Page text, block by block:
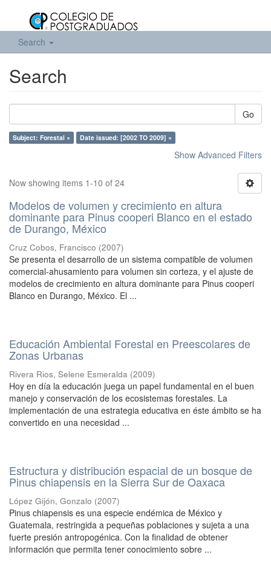
Search
Search
Go
Subject: Forestal × Date issued: [2002 TO 2009] ×
Show Advanced Filters
Now showing items 1-10 of 24
Modelos de volumen y crecimiento en altura
dominante para Pinus cooperi Blanco en el estado
de Durango, México
Cruz Cobos, Francisco (2007)
Se presenta el desarrollo de un sistema compatible de volumen
comercial-ahusamiento para volumen sin corteza, y el ajuste de
modelos de crecimiento en altura dominante para Pinus cooperi
Blanco en Durango, México. El ...
Educación Ambiental Forestal en Preescolares de
Zonas Urbanas
Rivera Rios, Selene Esmeralda (2009)
Hoy en día la educación juega un papel fundamental en el buen
manejo y conservación de los ecosistemas forestales. La
implementación de una estrategia educativa en éste ámbito se ha
convertido en una necesidad ...
Estructura y distribución espacial de un bosque de
Pinus chiapensis en la Sierra Sur de Oaxaca
López Gijón, Gonzalo (2007)
Pinus chiapensis es una especie endémica de México y
Guatemala, restringida a pequeñas poblaciones y sujeta a una
fuerte presión antropogénica. Con la finalidad de obtener
información que permita tener conocimiento sobre ...